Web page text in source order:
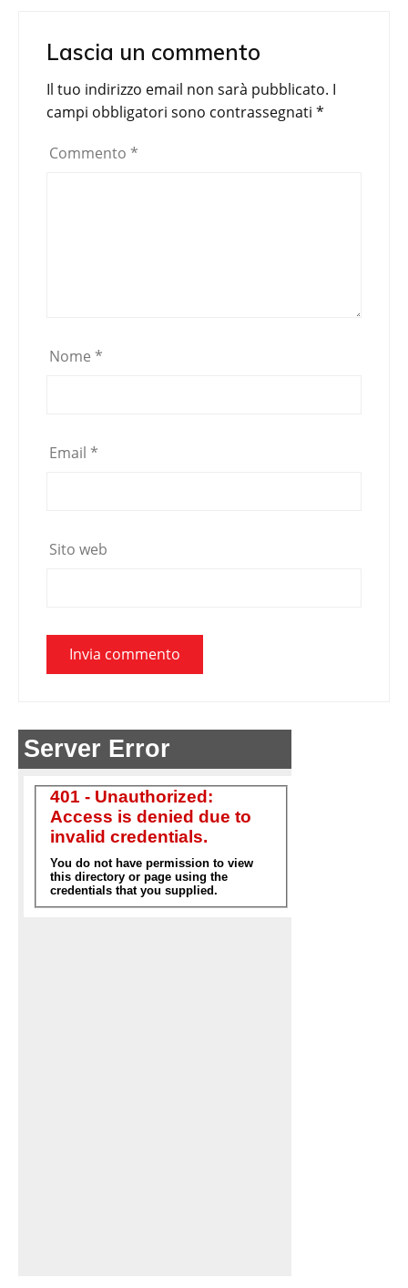
Lascia un commento
Il tuo indirizzo email non sarà pubblicato. I
campi obbligatori sono contrassegnati *
Commento *
Nome *
Email *
Sito web